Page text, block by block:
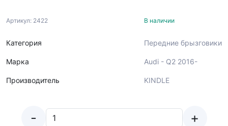
Артикул: 2422
Категория
Марка
Производитель
В наличии
Передние брызговики
Audi - Q2 2016-
KINDLE
- +